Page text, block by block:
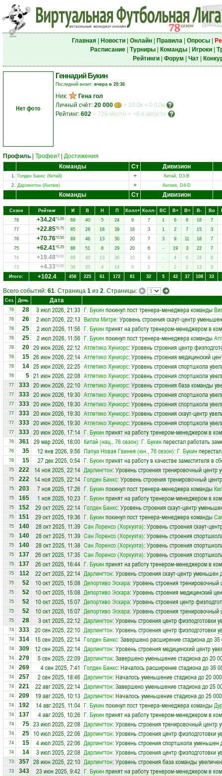
Главная| Новости| Онлайн| Правила| Опросы|
Расписание| Турниры| Команды| Игроки|
Рейтинги| Форум Чат|
Нет фото
Геннадий Букин
Последний визит: вчера в 20:36
Ник:
Гена гол
Личный счёт: 20 000
= 20.0к = 0.02м
Рейтинг: 602 = 726 место = +6 в августе
Профиль Трофеи 2
Достижения
Команды
Ст Дивизион
1. Голден Банкс (Китай) +
Китай, D3-B
2. Дарлингтон (Англия) + Англия, D4-D
Команды Ст Дивизион
Сезон Рейтинг И В Н П Колл+ Колл- ВC В+ В= В- Вo
78
+34.24*1.00 69 40 5 24 9 7 1 6 8 18
7
77
+22.85*0.75 85 28 18 39 16 3 1 2 7 15 3
76
+70.76*0.50 89 46 13 30 20 7 3 9 11 16
7
75
+62.41*0.25 88 51 8 29 20 6 - 19 3 22
7
74
+19.48*0.00 89 40 13 36 10 8 - 4 6 24
6
73
+4.33*0.00 38 20 4 14 6 1 - 2 2 13
3
Итого:
+102.4 458 225 61 172 81 32 5 42 37 108 33
Всего событий: 61. Страница 1 из 2. Страницы:
Сез. День Дата
78 28 3 июл 2026, 21:33 Г. Букинпокинул пост тренера-менеджера команды
78 26 2 июл 2026, 22:13 Вилла Митре: Уровень строения скаут-центр
78 25 2 июл 2026, 11:56 Г. Букинпринят на работу тренером-менеджером в
78 25 2 июл 2026, 11:56 Г. Букинпокинул пост тренера-менеджера команды
78 20 29 июн 2026, 22:12 Атлетико Хуниорс: Уровень строения центр
78 15 26 июн 2026, 22:14 Атлетико Хуниорс: Уровень строения медицинский
78 14 25 июн 2026, 22:25 Атлетико Хуниорс: Уровень строения спортшкола
78 5 21 июн 2026, 22:08 Атлетико Хуниорс: Уровень строения спортшкола
77 333 20 июн 2026, 22:10 Атлетико Хуниорс: Уровень строения база команды
77 333 20 июн 2026, 19:30 Атлетико Хуниорс: Уровень строения спортшкола
77 333 20 июн 2026, 19:30 Атлетико Хуниорс: Уровень строения спортшкола
77 333 20 июн 2026, 19:30 Атлетико Хуниорс: Уровень строения скаут-центр
77 333 20 июн 2026, 19:30 Атлетико Хуниорс: Уровень строения спортшкола
77 333 20 июн 2026, 17:14 Г. Букинпринят на работу тренером-менеджером в
76 361 29 мар 2026, 18:00 Китай (нац., 76 сезон): Г. Букинперестал работать
76 35 12 янв 2026, 9:56 Папуа Новая Гвинея (юн., 76 сезон): Г. Букин
76 15 27 дек 2025, 0:54 Г. Букинпринят на работу в качестве заместителя в
75 222 14 ноя 2025, 22:14 Дарлингтон: Уровень строения тренировочный центр
75 222 14 ноя 2025, 22:14 Голден Банкс: Уровень строения тренировочный
75 203 7 ноя 2025, 17:26 Г. Букинпокинул пост тренера-менеджера команды
75 165 1 ноя 2025, 10:23 Г. Букинпринят на работу тренером-менеджером в
75 152 29 окт 2025, 22:14 Голден Банкс: Уровень строения скаут-центр
75 151 29 окт 2025, 19:36 Г. Букинпокинул пост тренера-менеджера команды
75 140 28 окт 2025, 11:39 Сан Лоренсо (Хоркуэта): Уровень строения скаут-
75 140 28 окт 2025, 11:39 Сан Лоренсо (Хоркуэта): Уровень строения
75 140 28 окт 2025, 11:38 Сан Лоренсо (Хоркуэта): Уровень строения
75 137 26 окт 2025, 17:35 Сан Лоренсо (Хоркуэта): Уровень строения
75 137 26 окт 2025, 16:44 Г. Букинпринят на работу тренером-менеджером в
75 112 22 окт 2025, 22:14 Дарлингтон: Уровень строения скаут-центр уменьшен
75 52 10 окт 2025, 15:08 Депортиво Эскара: Уровень строения тренировочный
75 52 10 окт 2025, 15:08 Депортиво Эскара: Уровень строения медицинский
75 52 10 окт 2025, 15:07 Депортиво Эскара: Уровень строения центр
75 52 10 окт 2025, 15:07 Депортиво Эскара: Уровень строения тренировочный
75 28 3 окт 2025, 22:12 Дарлингтон: Уровень строения центр физподготовки
74 333 20 сен 2025, 22:10 Дарлингтон: Уровень строения центр физподготовки
74 314 15 сен 2025, 22:14 Голден Банкс: Завершено расширение стадиона до 35
74 309 12 сен 2025, 22:14 Дарлингтон: Уровень строения медицинский центр
74 279 5 сен 2025, 22:09 Дарлингтон: Завершено уменьшение стадиона до 20
74 269 4 сен 2025, 7:41 Голден Банкс: Началось расширение стадиона до 35
74 257 2 сен 2025, 18:46 Дарлингтон: Началось уменьшение стадиона до 20
74 221 22 авг 2025, 22:14 Дарлингтон: Завершено уменьшение стадиона до 25
74 209 19 авг 2025, 10:13 Дарлингтон: Началось уменьшение стадиона до 25
74 192 14 авг 2025, 11:04 Г. Букинпокинул пост тренера-менеджера команды
74 137 4 авг 2025, 10:26 Г. Букинпринят на работу тренером-менеджером в
74 75 23 июл 2025, 22:08 Дарлингтон: Уровень строения тренировочный центр
74 25 10 июл 2025, 22:06 Дарлингтон: Уровень строения центр физподготовки
74 15 4 июл 2025, 22:06 Дарлингтон: Уровень строения спортшкола уменьшен
74 14 3 июл 2025, 22:08 Дарлингтон: Уровень строения центр физподготовки
73 357 28 июн 2025, 22:10 Дарлингтон: Уровень строения база команды
73 343 23 июн 2025, 9:42 Г. Букинпринят на работу тренером-менеджером в